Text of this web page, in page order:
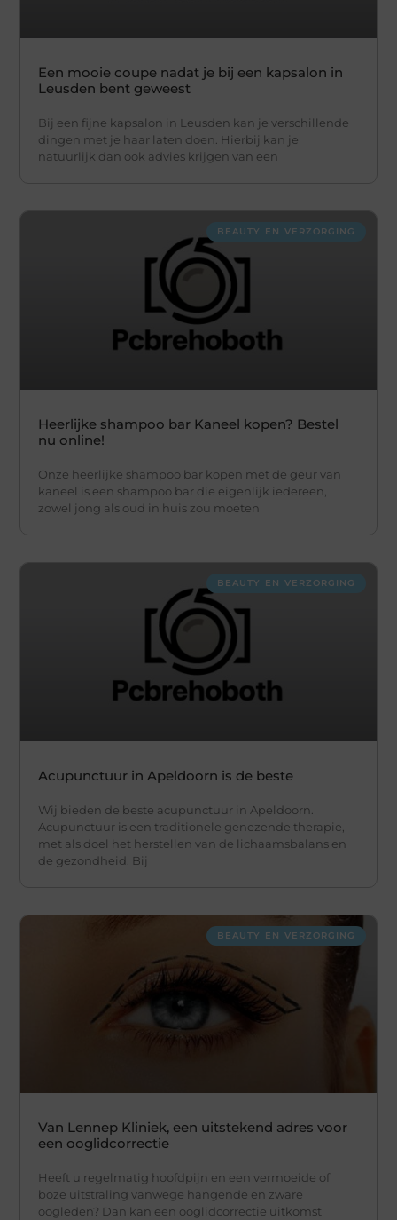
Een mooie coupe nadat je bij een kapsalon in
Leusden bent geweest
Bij een fijne kapsalon in Leusden kan je verschillende
dingen met je haar laten doen. Hierbij kan je
natuurlijk dan ook advies krijgen van een
BEAUTY EN VERZORGING
Heerlijke shampoo bar Kaneel kopen? Bestel
nu online!
Onze heerlijke shampoo bar kopen met de geur van
kaneel is een shampoo bar die eigenlijk iedereen,
zowel jong als oud in huis zou moeten
BEAUTY EN VERZORGING
Acupunctuur in Apeldoorn is de beste
Wij bieden de beste acupunctuur in Apeldoorn.
Acupunctuur is een traditionele genezende therapie,
met als doel het herstellen van de lichaamsbalans en
de gezondheid. Bij
BEAUTY EN VERZORGING
Van Lennep Kliniek, een uitstekend adres voor
een ooglidcorrectie
Heeft u regelmatig hoofdpijn en een vermoeide of
boze uitstraling vanwege hangende en zware
oogleden? Dan kan een ooglidcorrectie uitkomst